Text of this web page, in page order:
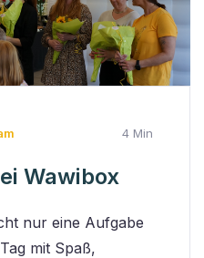
4 Min
Wawibox
nur eine Aufgabe
mit Spaß,